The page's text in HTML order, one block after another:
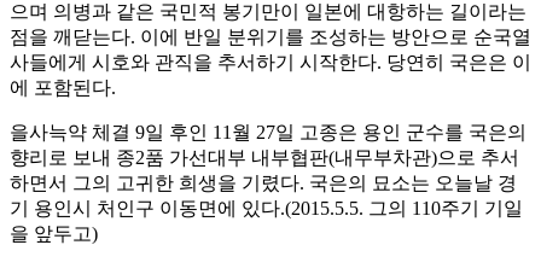
으며 의병과 같은 국민적 봉기만이 일본에 대항하는 길이라는
점을 깨닫는다. 이에 반일 분위기를 조성하는 방안으로 순국열
사들에게 시호와 관직을 추서하기 시작한다. 당연히 국은은 이
에 포함된다.
을사늑약 체결 9일 후인 11월 27일 고종은 용인 군수를 국은의
향리로 보내 종2품 가선대부 내부협판(내무부차관)으로 추서
하면서 그의 고귀한 희생을 기렸다. 국은의 묘소는 오늘날 경
기 용인시 처인구 이동면에 있다.(2015.5.5. 그의 110주기 기일
을 앞두고)